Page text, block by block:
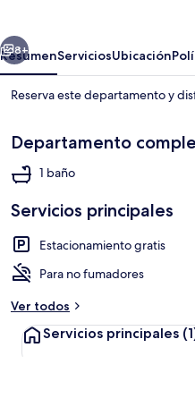
Ostsee
Siguiente
8+
ResumenServiciosUbicación
Reserva este departamento y
Departamento
1 baño
Servicios principales
Estacionamiento gratis
Para no fumadores
Ver todos
Servicios principales